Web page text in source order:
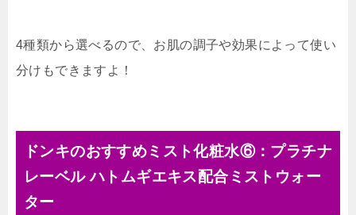
4種類から選べるので、お肌の調子や効果によって使い
分けもできますよ！
ドンキのおすすめミスト化粧水⑥：プラチナ
レーベル ハトムギエキス配合ミストウォー
ター